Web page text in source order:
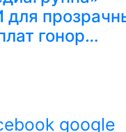
для
гонор…
google